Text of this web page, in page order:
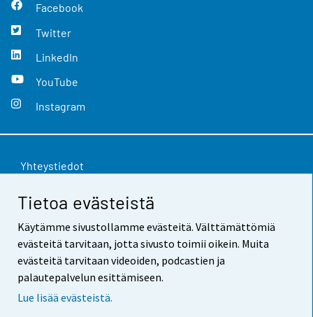
Tietoa evästeistä
Käytämme sivustollamme evästeitä. Välttämättömiä
evästeitä tarvitaan, jotta sivusto toimii oikein. Muita
evästeitä tarvitaan videoiden, podcastien ja
palautepalvelun esittämiseen.
Lue lisää evästeistä.
Facebook
Twitter
LinkedIn
YouTube
Instagram
Yhteystiedot
Palaute
Käyttöehdot
Tietosuoja
Saavutettavuus
Tietoa sivustosta